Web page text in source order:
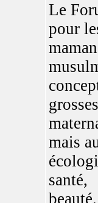
Le
pour
mais
santé,